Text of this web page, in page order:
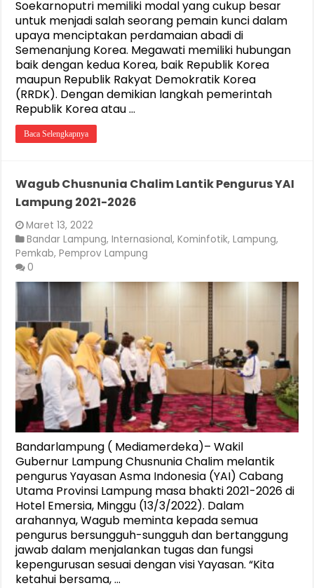
Soekarnoputri memiliki modal yang cukup besar
untuk menjadi salah seorang pemain kunci dalam
upaya menciptakan perdamaian abadi di
Semenanjung Korea. Megawati memiliki hubungan
baik dengan kedua Korea, baik Republik Korea
maupun Republik Rakyat Demokratik Korea
(RRDK). Dengan demikian langkah pemerintah
Republik Korea atau …
Baca Selengkapnya
Wagub Chusnunia Chalim Lantik Pengurus YAI
Lampung 2021-2026
Maret 13, 2022
Bandar Lampung,Internasional,Kominfotik,Lampung,
Pemkab,Pemprov Lampung
0
Bandarlampung ( Mediamerdeka)– Wakil
Gubernur Lampung Chusnunia Chalim melantik
pengurus Yayasan Asma Indonesia (YAI) Cabang
Utama Provinsi Lampung masa bhakti 2021-2026 di
Hotel Emersia, Minggu (13/3/2022). Dalam
arahannya, Wagub meminta kepada semua
pengurus bersungguh-sungguh dan bertanggung
jawab dalam menjalankan tugas dan fungsi
kepengurusan sesuai dengan visi Yayasan. “Kita
ketahui bersama, …